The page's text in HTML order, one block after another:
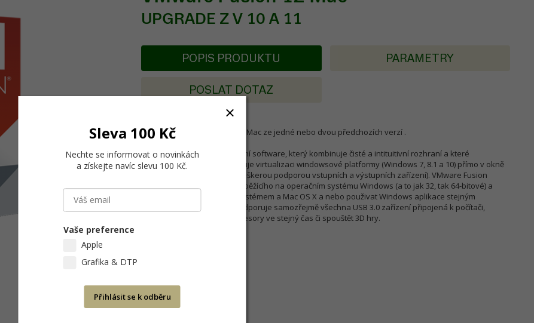
UPGRADE Z V 10 A 11
POPIS PRODUKTU PARAMETRY
POSLAT DOTAZ
Upgrade VMware Fusion pro Mac ze jedné nebo dvou předchozích verzí .
VMware Fusion je virtualizační software, který kombinuje čisté a intituitivní rozhraní a které
uživatelům Mac OS X umožňuje virtualizaci windowsové platformy (Windows 7, 8.1 a 10) přímo v okně
jejich Macu (samozřejmě s veškerou podporou vstupních a výstupních zařízení). VMware Fusion
umožňuje spouštět aplikace běžícího na operačním systému Windows (a to jak 32, tak 64-bitové) a
rychle přepínat mezi tímto systémem a Mac OS X a nebo použivat Windows aplikace stejným
způsobem jako na Macu, podporuje samozřejmě všechna USB 3.0 zařízení připojená k počítači,
umožňuje používat dva procesory ve stejný čas či spouštět 3D hry.
Sleva 100 Kč
Nechte se informovat o novinkách
a získejte navíc slevu 100 Kč.
Vaše preference
Apple
Grafika & DTP
Přihlásit se k odběru